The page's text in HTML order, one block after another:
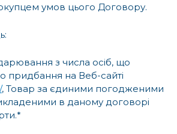
умов цього Договору.
з числа осіб, що
придбання на Веб-сайті
, Товар за єдиними погодженими
в даному договорі